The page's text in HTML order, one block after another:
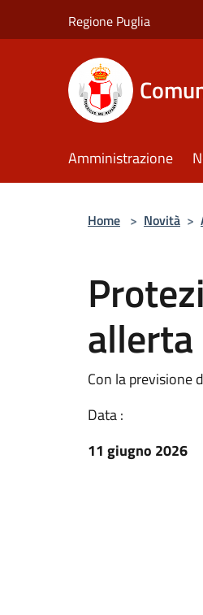
Regione Puglia
Amministrazione
Home > Novità >
Con la previsione
Data :
11 giugno 2026